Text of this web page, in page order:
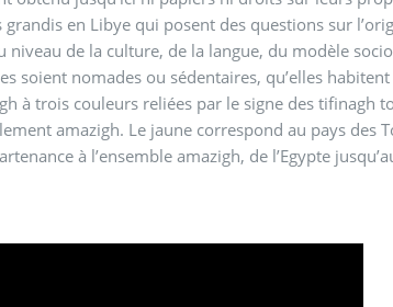
en Libye qui posent des questions sur
niveau de la culture, de la langue, du modèle
soient nomades ou sédentaires, qu’elles
à trois couleurs reliées par le signe des tifinagh
amazigh. Le jaune correspond au pays des
à l’ensemble amazigh, de l’Egypte